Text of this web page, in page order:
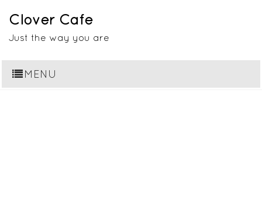
Clover Cafe
Just the way you are
MENU